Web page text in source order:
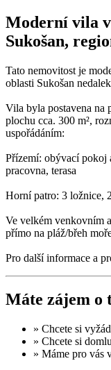
Moderní vila
Sukošan,
Tato nemovitost je
oblasti Sukošan
Vila byla postavena na
plochu cca. 300 m²,
uspořádáním:
Přízemí: obývací pokoj
pracovna, terasa
Horní patro: 3 ložnice,
Ve velkém venkovním
přímo na pláž/břeh
Pro další informace a
Máte zájem o
» Chcete si
» Chcete si
» Máme pro vás